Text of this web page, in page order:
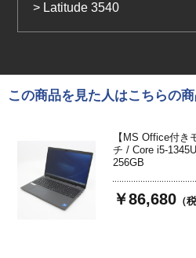
> Latitude 3540
この商品を見た人はこちらの
【MS Office付き
チ / Core i5-
256GB
￥86,680 （